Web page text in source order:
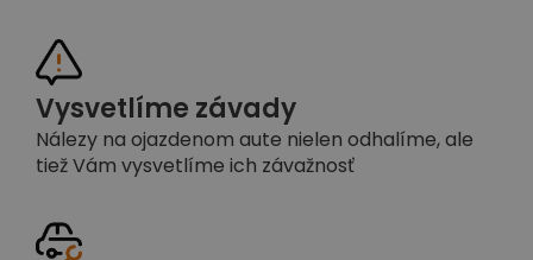
Vysvetlíme závady
Nálezy na ojazdenom aute nielen odhalíme, ale
tiež Vám vysvetlíme ich závažnosť